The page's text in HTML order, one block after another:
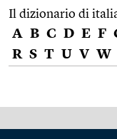
Il dizionario di
A B C D E F
R S T U V W